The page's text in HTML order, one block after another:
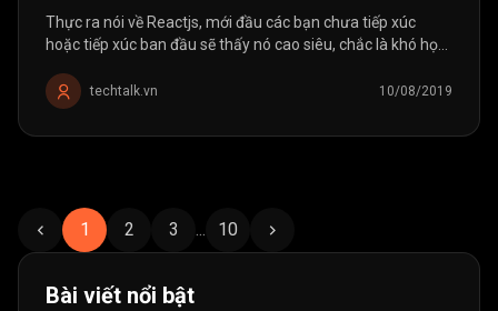
Thực ra nói về Reactjs, mới đầu các bạn chưa tiếp xúc
hoặc tiếp xúc ban đầu sẽ thấy nó cao siêu, chắc là khó học
javascript trong...
techtalk.vn 10/08/2019
1 2 3 ... 10
Bài viết nổi bật